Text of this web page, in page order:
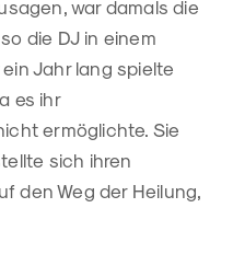
war damals die
die DJ in einem
Jahr lang spielte
es ihr
ermöglichte. Sie
sich ihren
den Weg der Heilung,